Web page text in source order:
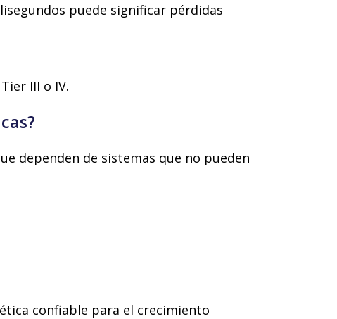
puede significar pérdidas
III o IV.
dependen de sistemas que no pueden
confiable para el crecimiento